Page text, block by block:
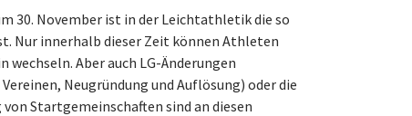
30. November ist in der Leichtathletik die so
Nur innerhalb dieser Zeit können Athleten
wechseln. Aber auch LG-Änderungen
Neugründung und Auflösung) oder die
von Startgemeinschaften sind an diesen